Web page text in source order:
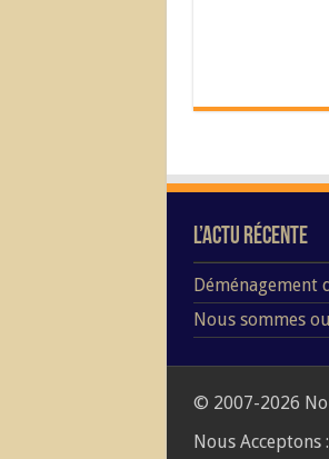
L’Actu Récente
Déménagement
Nous sommes
© 2007-2026
Nous Acceptons :